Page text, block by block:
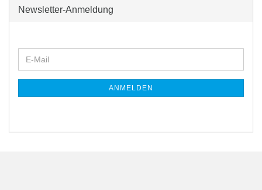
Newsletter-Anmeldung
ZUR
E-
Mail
ANMELDEN